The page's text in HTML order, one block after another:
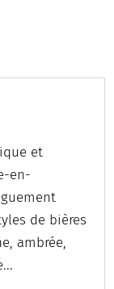
et
en-
de bières
ambrée,